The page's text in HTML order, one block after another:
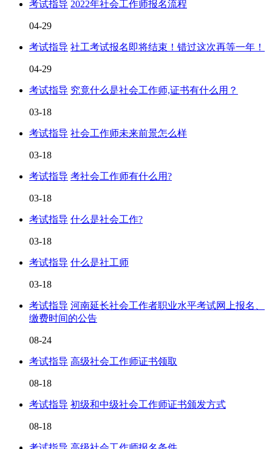
考试指导 2022年社会工作师报名流程
04-29
考试指导 社工考试报名即将结束！错过这次再等一年！
04-29
考试指导 究竟什么是社会工作师,证书有什么用？
03-18
考试指导 社会工作师未来前景怎么样
03-18
考试指导 考社会工作师有什么用?
03-18
考试指导 什么是社会工作?
03-18
考试指导 什么是社工师
03-18
考试指导 河南延长社会工作者职业水平考试网上报名、
缴费时间的公告
08-24
考试指导 高级社会工作师证书领取
08-18
考试指导 初级和中级社会工作师证书颁发方式
08-18